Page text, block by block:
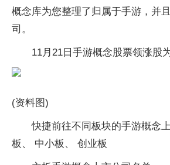
概念库为您整理了归属于手游，并
司。
11月21日手游概念股票领涨股
(资料图)
快捷前往不同板块的手游概念
板、 中小板、 创业板